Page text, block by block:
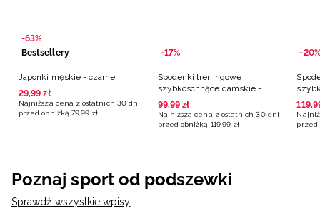
-63%
Bestsellery
Japonki męskie - czarne
29,99 zł
Najniższa cena z ostatnich 30 dni
przed obniżką 79,99 zł
-17%
Spodenki treningowe
szybkoschnące damskie -
czarne
99,99 zł
Najniższa cena z ostatnich 30 dni
przed obniżką 119,99 zł
-20%
119,
przed
Poznaj sport od podszewki
Sprawdź wszystkie wpisy